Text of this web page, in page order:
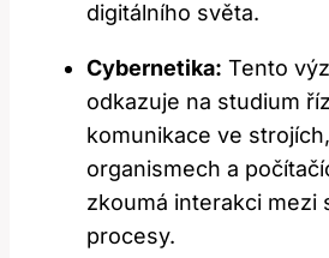
digitálního světa.
Cybernetika: Tento
odkazuje na studium
komunikace ve
organismech a
zkoumá interakci⁣ mezi
procesy.